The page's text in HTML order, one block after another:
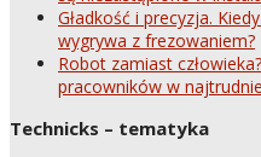
Gładkość i precyzja.
wygrywa z frezowaniem?
Robot zamiast
pracowników w
Technicks – tematyka